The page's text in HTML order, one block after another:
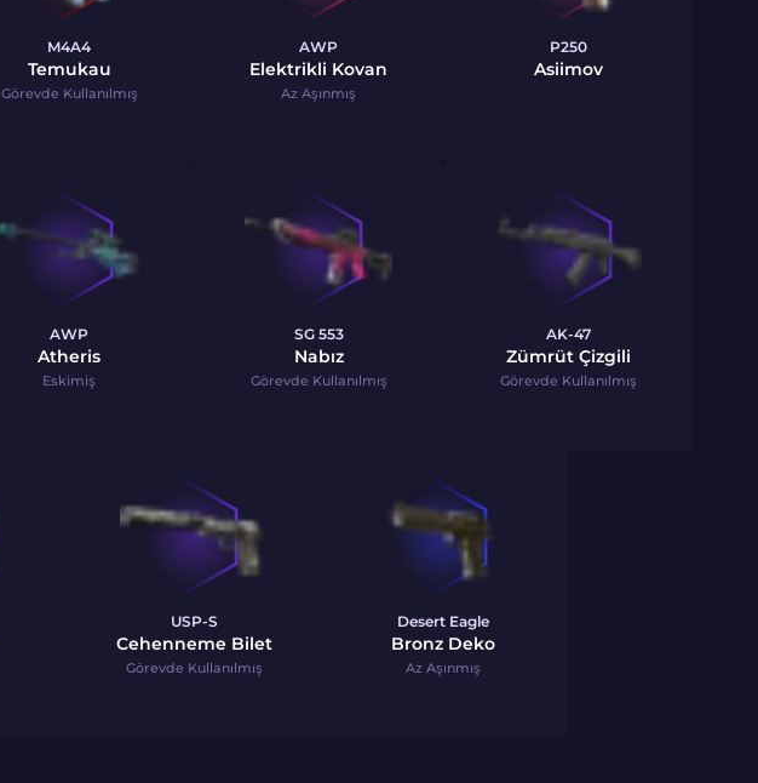
M4A4
Temukau
Görevde Kullanılmış
AWP
Elektrikli Kovan
Az Aşınmış
P250
Asiimov
AWP
Atheris
Eskimiş
SG 553
Nabız
Görevde Kullanılmış
AK-47
Zümrüt Çizgili
Görevde Kullanılmış
USP-S
Cehenneme Bilet
Görevde Kullanılmış
Desert Eagle
Bronz Deko
Az Aşınmış